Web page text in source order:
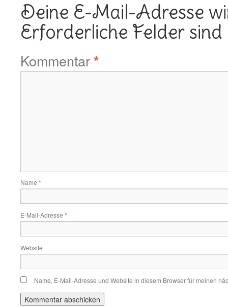
Deine E-Mail-Adresse
Erforderliche Felder
Kommentar*
Name *
E-Mail-Adresse *
Website
Name, E-Mail-Adresse und Website in diesem Browser für meinen